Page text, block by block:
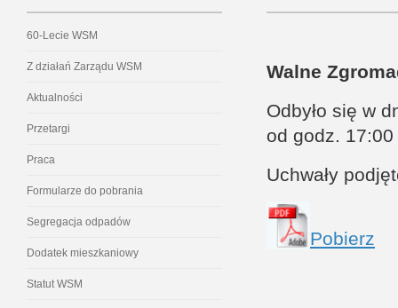
Walne
Odbyło się w
od godz. 17:00
Uchwały
Pobierz
60-Lecie WSM
Z działań Zarządu WSM
Aktualności
Przetargi
Praca
Formularze do pobrania
Segregacja odpadów
Dodatek mieszkaniowy
Statut WSM